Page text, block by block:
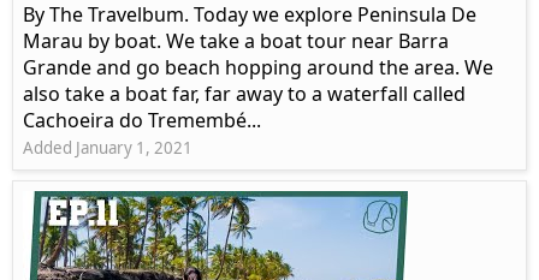
By The Travelbum. Today we explore Peninsula De
Marau by boat. We take a boat tour near Barra
Grande and go beach hopping around the area. We
also take a boat far, far away to a waterfall called
Cachoeira do Tremembé...
Added January 1, 2021